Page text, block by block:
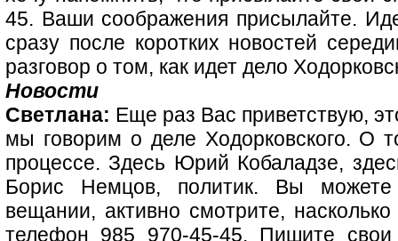
45. Ваши соображения присылайте.
сразу после коротких новостей
разговор о том, как идет дело
Новости
Светлана: Еще раз Вас приветствую,
мы говорим о деле Ходорковского. О
процессе. Здесь Юрий Кобаладзе,
Борис Немцов, политик. Вы
вещании, активно смотрите,
телефон 985 970-45-45. Пишите